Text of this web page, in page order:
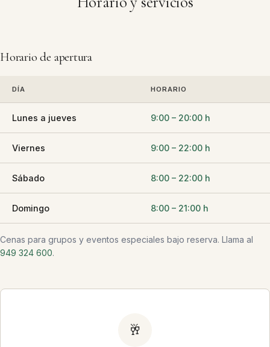
Horario de apertura
DÍA HORARIO
Lunes a jueves 9:00 – 20:00 h
Viernes 9:00 – 22:00 h
Sábado 8:00 – 22:00 h
Domingo 8:00 – 21:00 h
Cenas para grupos y eventos especiales bajo reserva. Llama al
949 324 600.
🥂